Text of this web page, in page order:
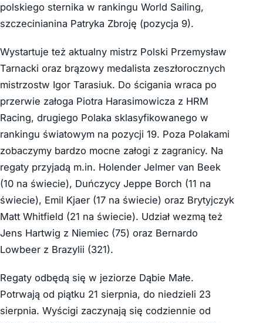
polskiego sternika w rankingu World Sailing,
szczecinianina Patryka Zbroję (pozycja 9).
Wystartuje też aktualny mistrz Polski Przemysław
Tarnacki oraz brązowy medalista zeszłorocznych
mistrzostw Igor Tarasiuk. Do ścigania wraca po
przerwie załoga Piotra Harasimowicza z HRM
Racing, drugiego Polaka sklasyfikowanego w
rankingu światowym na pozycji 19. Poza Polakami
zobaczymy bardzo mocne załogi z zagranicy. Na
regaty przyjadą m.in. Holender Jelmer van Beek
(10 na świecie), Duńczycy Jeppe Borch (11 na
świecie), Emil Kjaer (17 na świecie) oraz Brytyjczyk
Matt Whitfield (21 na świecie). Udział wezmą też
Jens Hartwig z Niemiec (75) oraz Bernardo
Lowbeer z Brazylii (321).
Regaty odbędą się w jeziorze Dąbie Małe.
Potrwają od piątku 21 sierpnia, do niedzieli 23
sierpnia. Wyścigi zaczynają się codziennie od